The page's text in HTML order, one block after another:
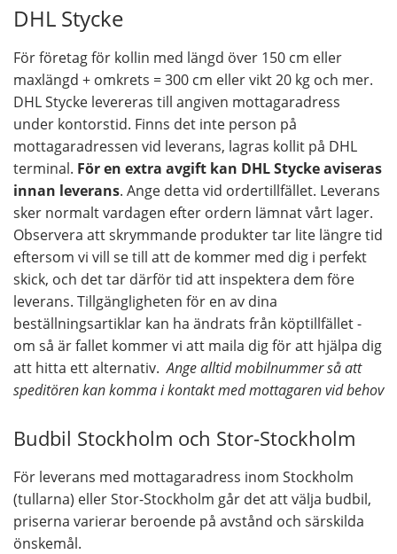
DHL Stycke
För företag för kollin med längd över 150 cm eller
maxlängd + omkrets = 300 cm eller vikt 20 kg och mer.
DHL Stycke levereras till angiven mottagaradress
under kontorstid. Finns det inte person på
mottagaradressen vid leverans, lagras kollit på DHL
terminal. För en extra avgift kan DHL Stycke aviseras
innan leverans. Ange detta vid ordertillfället. Leverans
sker normalt vardagen efter ordern lämnat vårt lager.
Observera att skrymmande produkter tar lite längre tid
eftersom vi vill se till att de kommer med dig i perfekt
skick, och det tar därför tid att inspektera dem före
leverans. Tillgängligheten för en av dina
beställningsartiklar kan ha ändrats från köptillfället -
om så är fallet kommer vi att maila dig för att hjälpa dig
att hitta ett alternativ.Ange alltid mobilnummer så att
speditören kan komma i kontakt med mottagaren vid behov
Budbil Stockholm och Stor-Stockholm
För leverans med mottagaradress inom Stockholm
(tullarna) eller Stor-Stockholm går det att välja budbil,
priserna varierar beroende på avstånd och särskilda
önskemål.